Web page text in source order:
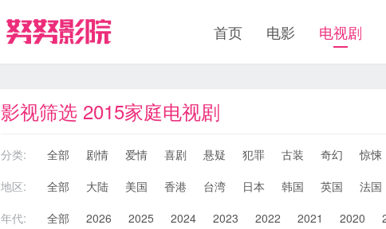
首页 电影 电视剧
影视筛选 2015家庭电视剧
分类: 全部 剧情 爱情 喜剧 悬疑 犯罪 古装 奇幻 惊悚
地区:
全部 大陆 美国 香港 台湾 日本 韩国 英国 法国
年代:
全部 2026 2025 2024 2023 2022 2021 2020